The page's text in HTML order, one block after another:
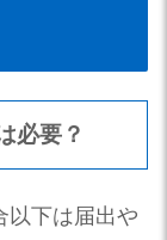
必要？
以下は届出や